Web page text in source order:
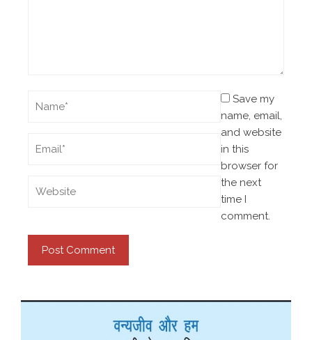
Save my
name, email,
and website
in this
browser for
the next
time I
comment.